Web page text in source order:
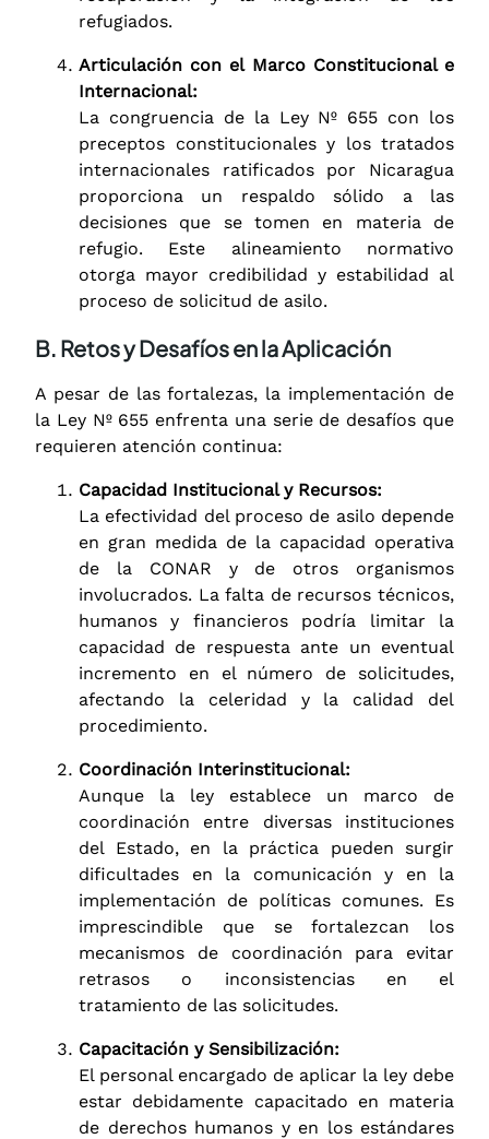
refugiados.
Articulación con el Marco Constitucional e
Internacional:
La congruencia de la Ley Nº 655 con los
preceptos constitucionales y los tratados
internacionales ratificados por Nicaragua
proporciona un respaldo sólido a las
decisiones que se tomen en materia de
refugio. Este alineamiento normativo
otorga mayor credibilidad y estabilidad al
proceso de solicitud de asilo.
B. Retos y Desafíos en la Aplicación
A pesar de las fortalezas, la implementación de
la Ley Nº 655 enfrenta una serie de desafíos que
requieren atención continua:
Capacidad Institucional y Recursos:
La efectividad del proceso de asilo depende
en gran medida de la capacidad operativa
de la CONAR y de otros organismos
involucrados. La falta de recursos técnicos,
humanos y financieros podría limitar la
capacidad de respuesta ante un eventual
incremento en el número de solicitudes,
afectando la celeridad y la calidad del
procedimiento.
Coordinación Interinstitucional:
Aunque la ley establece un marco de
coordinación entre diversas instituciones
del Estado, en la práctica pueden surgir
dificultades en la comunicación y en la
implementación de políticas comunes. Es
imprescindible que se fortalezcan los
mecanismos de coordinación para evitar
retrasos o inconsistencias en el
tratamiento de las solicitudes.
Capacitación y Sensibilización:
El personal encargado de aplicar la ley debe
estar debidamente capacitado en materia
de derechos humanos y en los estándares